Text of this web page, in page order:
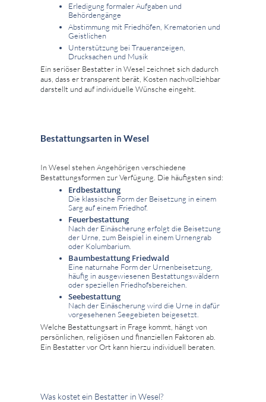
Erledigung formaler Aufgaben und
Behördengänge
Abstimmung mit Friedhöfen, Krematorien und
Geistlichen
Unterstützung bei Traueranzeigen,
Drucksachen und Musik
Ein seriöser Bestatter in Wesel zeichnet sich dadurch
aus, dass er transparent berät, Kosten nachvollziehbar
darstellt und auf individuelle Wünsche eingeht.
Bestattungsarten in Wesel
In Wesel stehen Angehörigen verschiedene
Bestattungsformen zur Verfügung. Die häufigsten sind:
Erdbestattung
Die klassische Form der Beisetzung in einem
Sarg auf einem Friedhof.
Feuerbestattung
Nach der Einäscherung erfolgt die Beisetzung
der Urne, zum Beispiel in einem Urnengrab
oder Kolumbarium.
Baumbestattung Friedwald
Eine naturnahe Form der Urnenbeisetzung,
häufig in ausgewiesenen Bestattungswäldern
oder speziellen Friedhofsbereichen.
Seebestattung
Nach der Einäscherung wird die Urne in dafür
vorgesehenen Seegebieten beigesetzt.
Welche Bestattungsart in Frage kommt, hängt von
persönlichen, religiösen und finanziellen Faktoren ab.
Ein Bestatter vor Ort kann hierzu individuell beraten.
Was kostet ein Bestatter in Wesel?